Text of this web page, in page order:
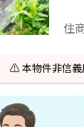
住
⚠️ 本物件非信義